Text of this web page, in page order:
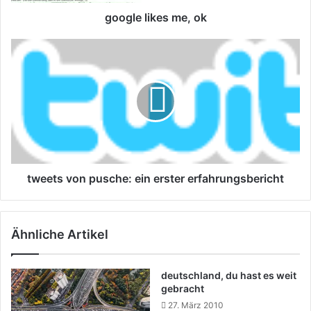
google likes me, ok
tweets
von
erfahrungsbericht
tweets von pusche: ein erster erfahrungsbericht
Ähnliche Artikel
deutschland, du hast es weit
gebracht
27. März 2010